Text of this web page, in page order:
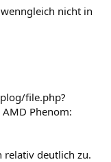
nicht in
file.php?
Phenom:
relativ deutlich zu.